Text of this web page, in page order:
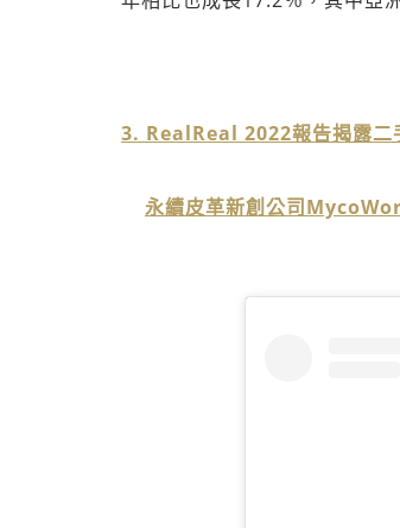
3. RealReal 2022報告揭露
永續皮革新創公司